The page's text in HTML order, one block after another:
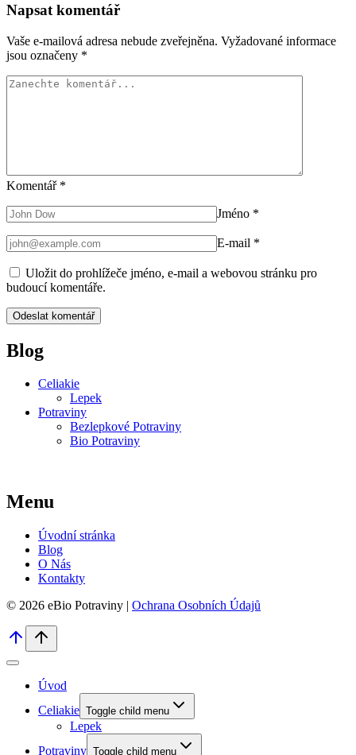
Napsat komentář
Vaše e-mailová adresa nebude zveřejněna. Vyžadované informace
jsou označeny *
Komentář *
Jméno *
E-mail *
Uložit do prohlížeče jméno, e-mail a webovou stránku pro
budoucí komentáře.
Blog
Celiakie
Lepek
Potraviny
Bezlepkové Potraviny
Bio Potraviny
Menu
Úvodní stránka
Blog
O Nás
Kontakty
© 2026 eBio Potraviny | Ochrana Osobních Údajů
Úvod
Celiakie Toggle child menu
Lepek
Potraviny Toggle child menu